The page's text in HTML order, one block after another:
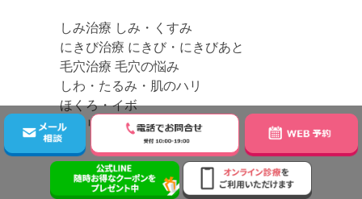
しみ治療 しみ・くすみ
にきび治療 にきび・にきびあと
毛穴治療 毛穴の悩み
しわ・たるみ・肌のハリ
ほくろ・イボ
テカリ防止治療
BODY 体